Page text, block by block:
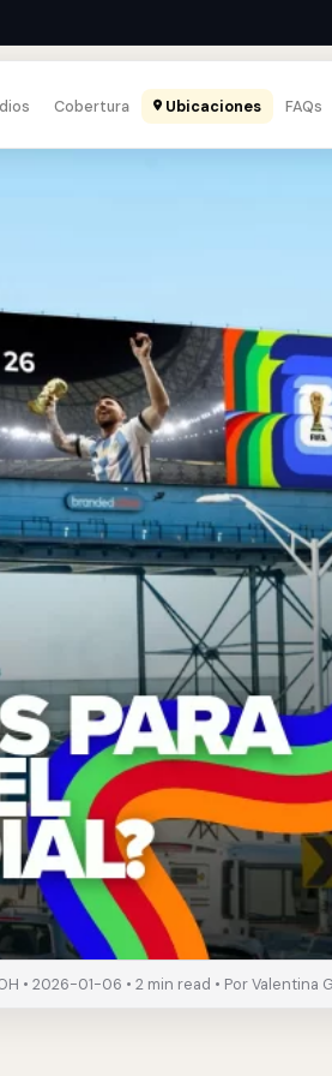
Cobertura Ubicaciones FAQs
• 2026-01-06 • 2 min read • Por Valentina